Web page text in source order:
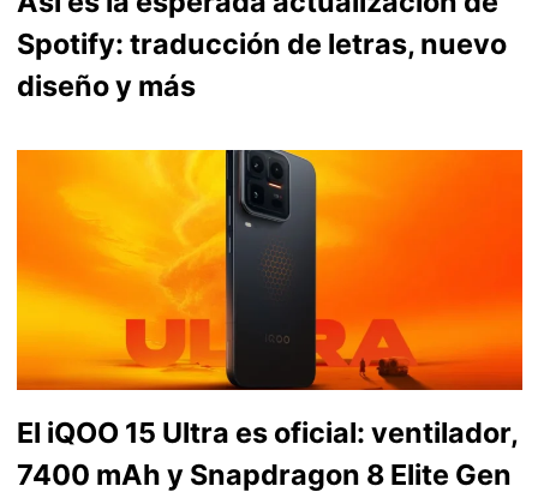
Spotify: traducción de letras, nuevo
diseño y más
El iQOO 15 Ultra es oficial: ventilador,
7400 mAh y Snapdragon 8 Elite Gen